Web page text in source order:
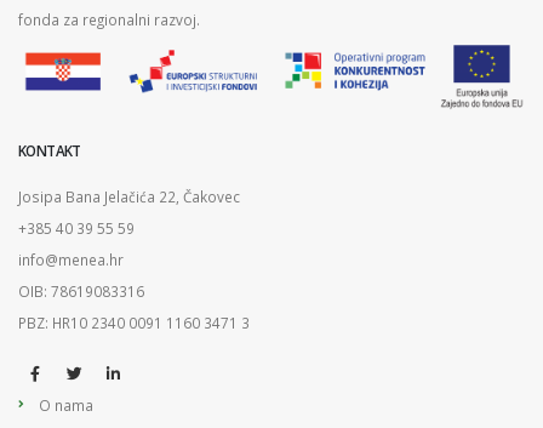
fonda za regionalni razvoj.
KONTAKT
Josipa Bana Jelačića 22, Čakovec
+385 40 39 55 59
info@menea.hr
OIB: 78619083316
PBZ: HR10 2340 0091 1160 3471 3
O nama